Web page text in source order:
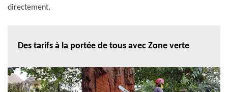
directement.
Des tarifs à la portée de tous avec Zone verte